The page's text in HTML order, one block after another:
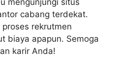
mengunjungi situs
cabang terdekat.
rekrutmen
biaya apapun. Semoga
karir Anda!